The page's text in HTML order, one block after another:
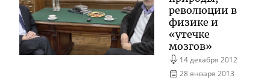
революции в
физике и
«утечке
мозгов»
14 декабря 2012
28 января 2013